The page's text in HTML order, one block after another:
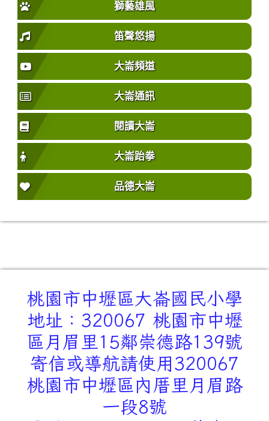
獅藝雄風
笛聲悠揚
大崙頻道
大崙通訊
閱讀大崙
大崙跆拳
品德大崙
桃園市中壢區大崙國民小學
地址：320067 桃園市中壢
區月眉里15鄰崇德路139號
寄信或導航請使用320067
桃園市中壢區內厝里月眉路
一段8號